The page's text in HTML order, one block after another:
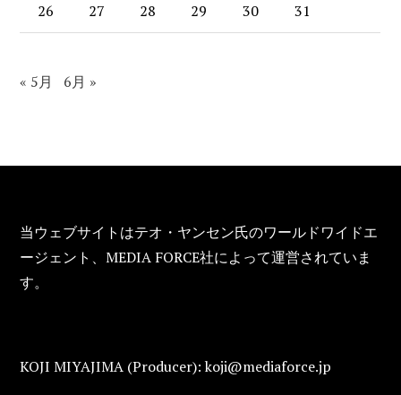
26 27 28 29 30 31
« 5月 6月 »
FOOTER
当ウェブサイトはテオ・ヤンセン氏のワールドワイドエ
ージェント、MEDIA FORCE社によって運営されていま
す。
KOJI MIYAJIMA (Producer): koji@mediaforce.jp